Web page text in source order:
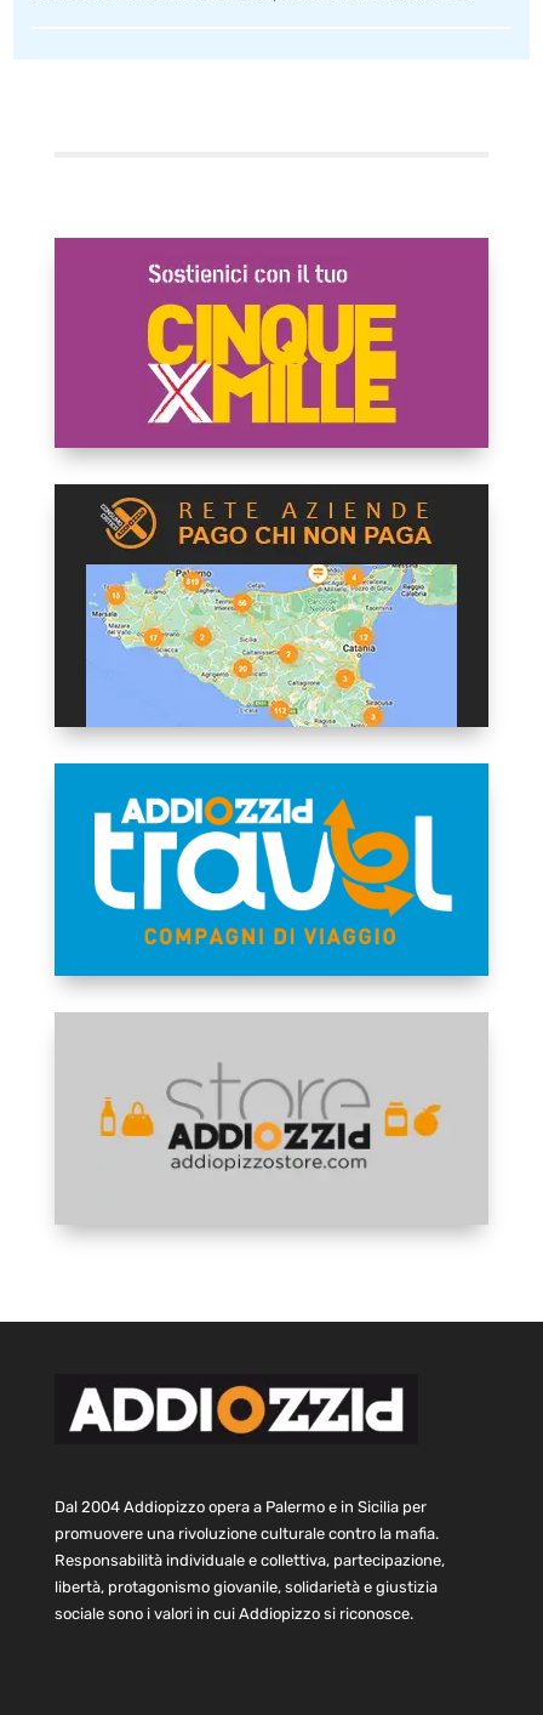
Dal 2004 Addiopizzo opera a Palermo e in Sicilia per
promuovere una rivoluzione culturale contro la mafia.
Responsabilità individuale e collettiva, partecipazione,
libertà, protagonismo giovanile, solidarietà e giustizia
sociale sono i valori in cui Addiopizzo si riconosce.